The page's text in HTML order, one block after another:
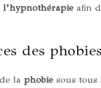
l’hypnothérapie afin
des
la phobie sous tous